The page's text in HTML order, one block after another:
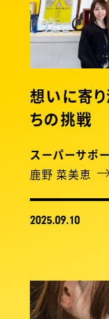
想いに寄り
ちの挑戦
スーパーサポ
鹿野 菜美恵
2025.09.10